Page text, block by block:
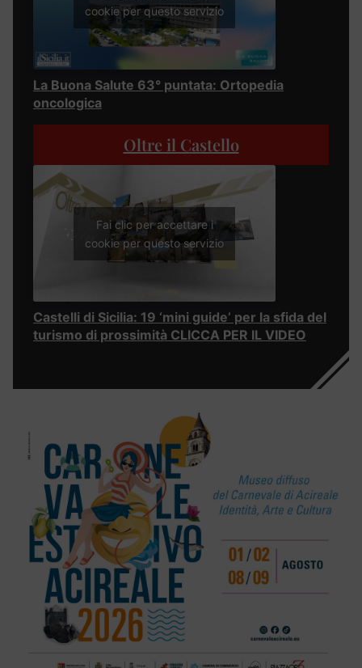
cookie per questo servizio
La Buona Salute 63° puntata: Ortopedia
oncologica
Oltre il Castello
Fai clic per accettare i
cookie per questo servizio
Castelli di Sicilia: 19 ‘mini guide’ per la sfida del
turismo di prossimità CLICCA PER IL VIDEO